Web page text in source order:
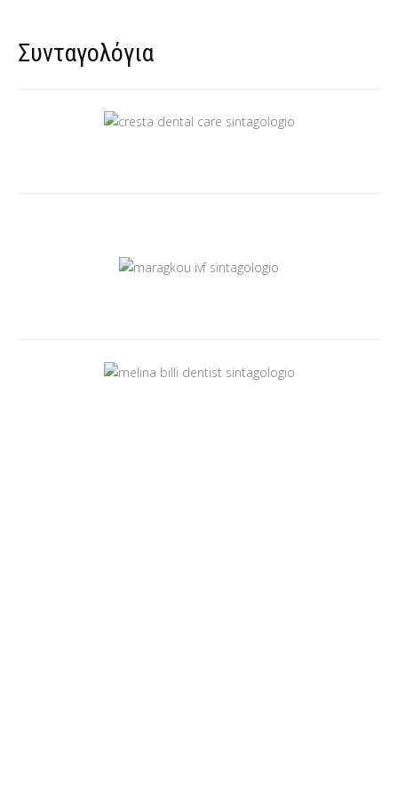
Συνταγολόγια